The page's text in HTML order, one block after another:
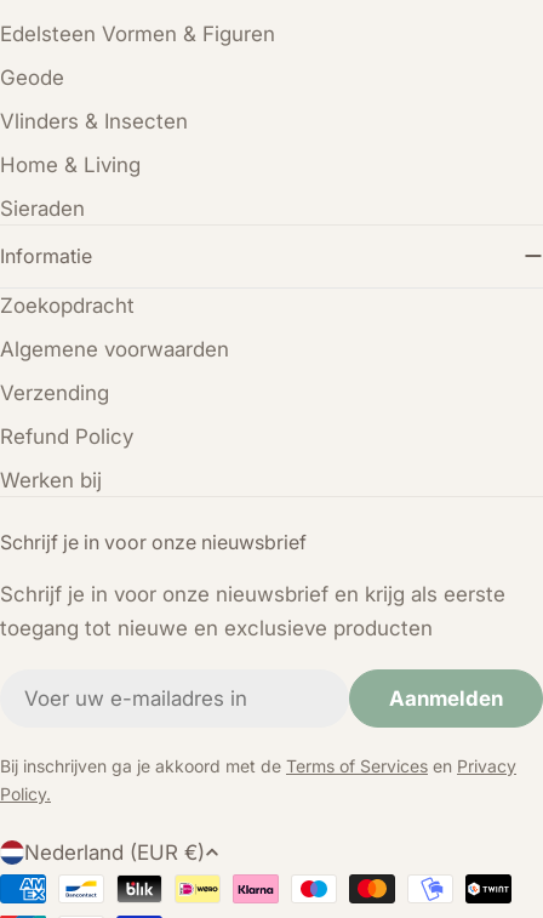
Schrijf je in voor onze nieuwsbrief
Schrijf je in voor onze nieuwsbrief en krijg als eerste
toegang tot nieuwe en exclusieve producten
Aanmelden
Bij inschrijven ga je akkoord met de Terms of Services en Privacy
Policy.
Edelsteen Vormen & Figuren
Geode
Vlinders & Insecten
Home & Living
Sieraden
Informatie
Zoekopdracht
Algemene voorwaarden
Verzending
Refund Policy
Werken bij
L
a
Nederland (EUR €)
Betaalmethoden